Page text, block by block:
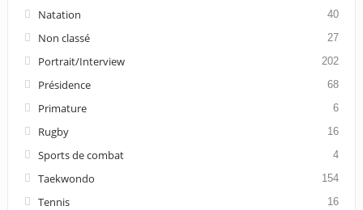
Natation 40
Non classé 27
Portrait/Interview 202
Présidence 68
Primature 6
Rugby 16
Sports de combat 4
Taekwondo 154
Tennis 16